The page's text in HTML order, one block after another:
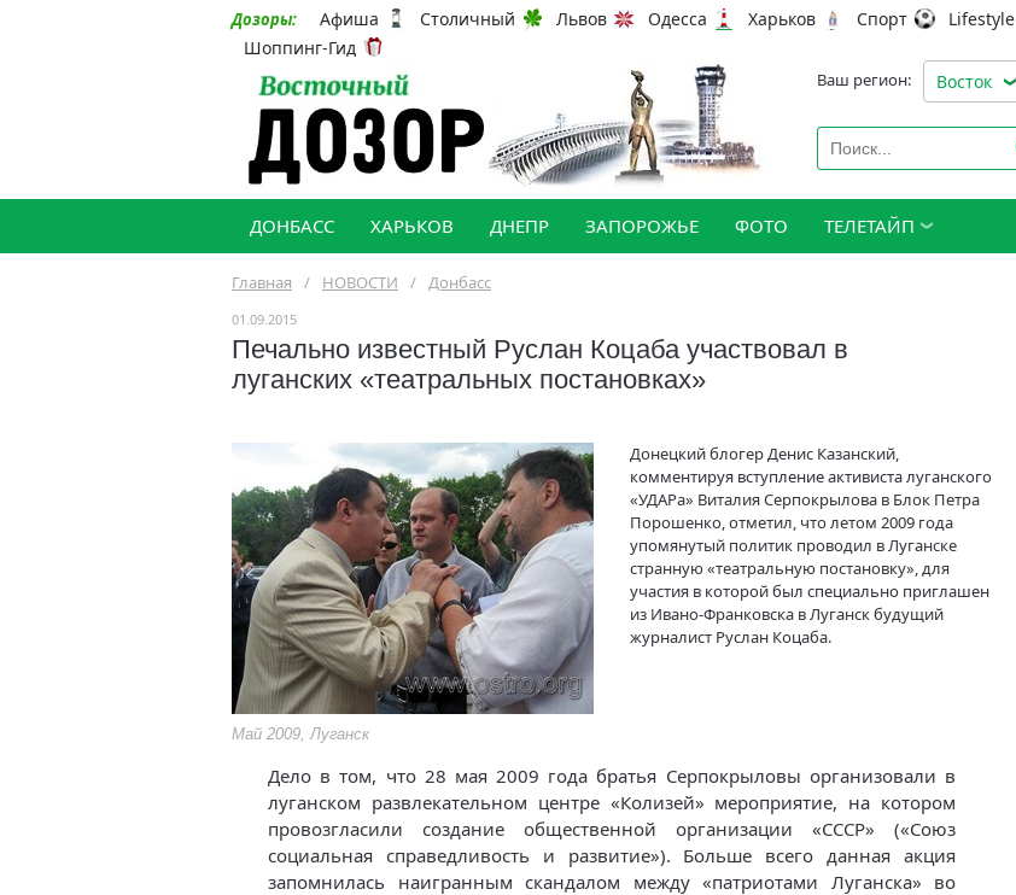
Дозоры: Афиша Столичный Львов Одесса Харьков Спорт Lifestyle
Шоппинг-Гид
Ваш регион: Восток
ДОНБАСС ХАРЬКОВ ДНЕПР ЗАПОРОЖЬЕ ФОТО ТЕЛЕТАЙП
Главная / НОВОСТИ / Донбасс
01.09.2015
Печально известный Руслан Коцаба участвовал в
луганских «театральных постановках»
Май 2009, Луганск
Донецкий блогер Денис Казанский,
комментируя вступление активиста луганского
«УДАРа» Виталия Серпокрылова в Блок Петра
Порошенко, отметил, что летом 2009 года
упомянутый политик проводил в Луганске
странную «театральную постановку», для
участия в которой был специально приглашен
из Ивано-Франковска в Луганск будущий
журналист Руслан Коцаба.
Дело в том, что 28 мая 2009 года братья Серпокрыловы организовали в
луганском развлекательном центре «Колизей» мероприятие, на котором
провозгласили создание общественной организации «СССР» («Союз
социальная справедливость и развитие»). Больше всего данная акция
запомнилась наигранным скандалом между «патриотами Луганска» во